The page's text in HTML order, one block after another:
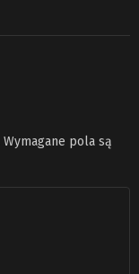
Wymagane pola są